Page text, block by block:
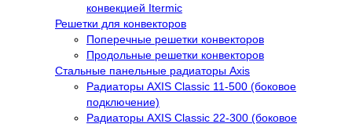
конвекцией Itermic
Решетки для конвекторов
Поперечные решетки конвекторов
Продольные решетки конвекторов
Стальные панельные радиаторы Axis
Радиаторы AXIS Classic 11-500 (боковое
подключение)
Радиаторы AXIS Classic 22-300 (боковое